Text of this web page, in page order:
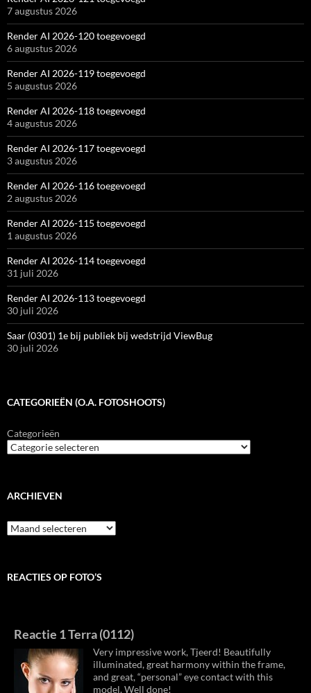
7 augustus 2026
Render AI 2026-120 toegevoegd
6 augustus 2026
Render AI 2026-119 toegevoegd
5 augustus 2026
Render AI 2026-118 toegevoegd
4 augustus 2026
Render AI 2026-117 toegevoegd
3 augustus 2026
Render AI 2026-116 toegevoegd
2 augustus 2026
Render AI 2026-115 toegevoegd
1 augustus 2026
Render AI 2026-114 toegevoegd
31 juli 2026
Render AI 2026-113 toegevoegd
30 juli 2026
Saar (0301) 1e bij publiek bij wedstrijd ViewBug
30 juli 2026
CATEGORIEËN (O.A. FOTOSHOOTS)
Categorieën
ARCHIEVEN
Archieven
REACTIES OP FOTO’S
Reactie 1 Terra (0112)
Very impressive work, Tjeerd! Beautifully
illuminated, great harmony within the frame,
and great, “personal” eye contact with this
model. Well done!